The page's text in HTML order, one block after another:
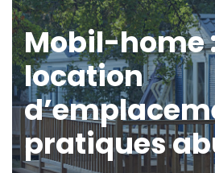
Mobil-home
location
pratiques